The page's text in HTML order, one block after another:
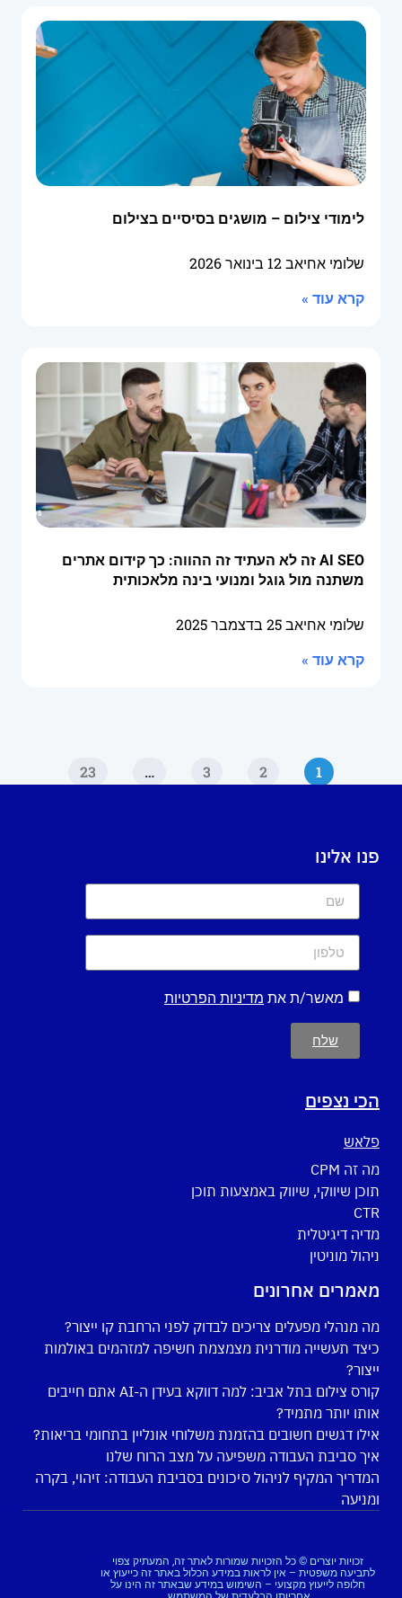
לימודי צילום – מושגים בסיסיים בצילום
שלומי אחיאב12 בינואר 2026
קרא עוד »
AI SEO זה לא העתיד זה ההווה: כך קידום אתרים
משתנה מול גוגל ומנועי בינה מלאכותית
שלומי אחיאב25 בדצמבר 2025
קרא עוד »
1
2
3
…
23
פנו אלינו
מאשר/ת את מדיניות הפרטיות
שלח
הכי נצפים
פלאש
מה זה CPM
תוכן שיווקי, שיווק באמצעות תוכן
CTR
מדיה דיגיטלית
ניהול מוניטין
מאמרים אחרונים
מה מנהלי מפעלים צריכים לבדוק לפני הרחבת קו ייצור?
כיצד תעשייה מודרנית מצמצמת חשיפה למזהמים באולמות
ייצור?
קורס צילום בתל אביב: למה דווקא בעידן ה-AI אתם חייבים
אותו יותר מתמיד?
אילו דגשים חשובים בהזמנת משלוחי אונליין בתחומי בריאות?
איך סביבת העבודה משפיעה על מצב הרוח שלנו
המדריך המקיף לניהול סיכונים בסביבת העבודה: זיהוי, בקרה
ומניעה
זכויות יוצרים © כל הזכויות שמורות לאתר זה, המעתיק צפוי
לתביעה משפטית – אין לראות במידע הכלול באתר זה כייעוץ או
חלופה לייעוץ מקצועי – השימוש במידע שבאתר זה הינו על